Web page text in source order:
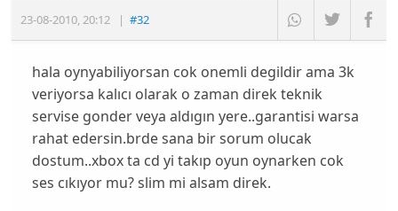
23-08-2010,20:12 |#32
hala oynyabiliyorsan cok onemli degildir ama 3k
veriyorsa kalıcı olarak o zaman direk teknik
servise gonder veya aldıgın yere..garantisi warsa
rahat edersin.brde sana bir sorum olucak
dostum..xbox ta cd yi takıp oyun oynarken cok
ses cıkıyor mu? slim mi alsam direk.